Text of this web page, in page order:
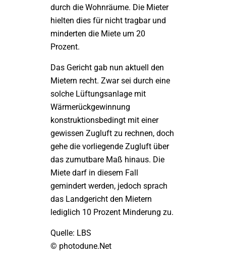
durch die Wohnräume. Die Mieter
hielten dies für nicht tragbar und
minderten die Miete um 20
Prozent.
Das Gericht gab nun aktuell den
Mietern recht. Zwar sei durch eine
solche Lüftungsanlage mit
Wärmerückgewinnung
konstruktionsbedingt mit einer
gewissen Zugluft zu rechnen, doch
gehe die vorliegende Zugluft über
das zumutbare Maß hinaus. Die
Miete darf in diesem Fall
gemindert werden, jedoch sprach
das Landgericht den Mietern
lediglich 10 Prozent Minderung zu.
Quelle: LBS
© photodune.Net